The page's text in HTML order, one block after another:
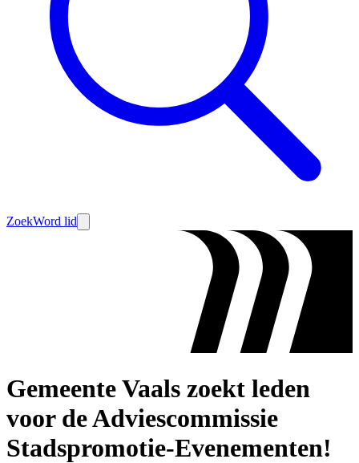
ZoekWord lid
Gemeente Vaals zoekt leden
voor de Adviescommissie
Stadspromotie-Evenementen!